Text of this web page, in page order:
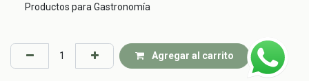
Productos para Gastronomía
Agregar al carrito